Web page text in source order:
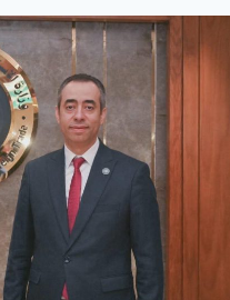
الثقافة
لحين
وزير